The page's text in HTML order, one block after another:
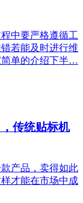
中要严格遵循工
若能及时进行维
简单的介绍下半…
传统贴标机
产品，卖得如此
才能在市场中成